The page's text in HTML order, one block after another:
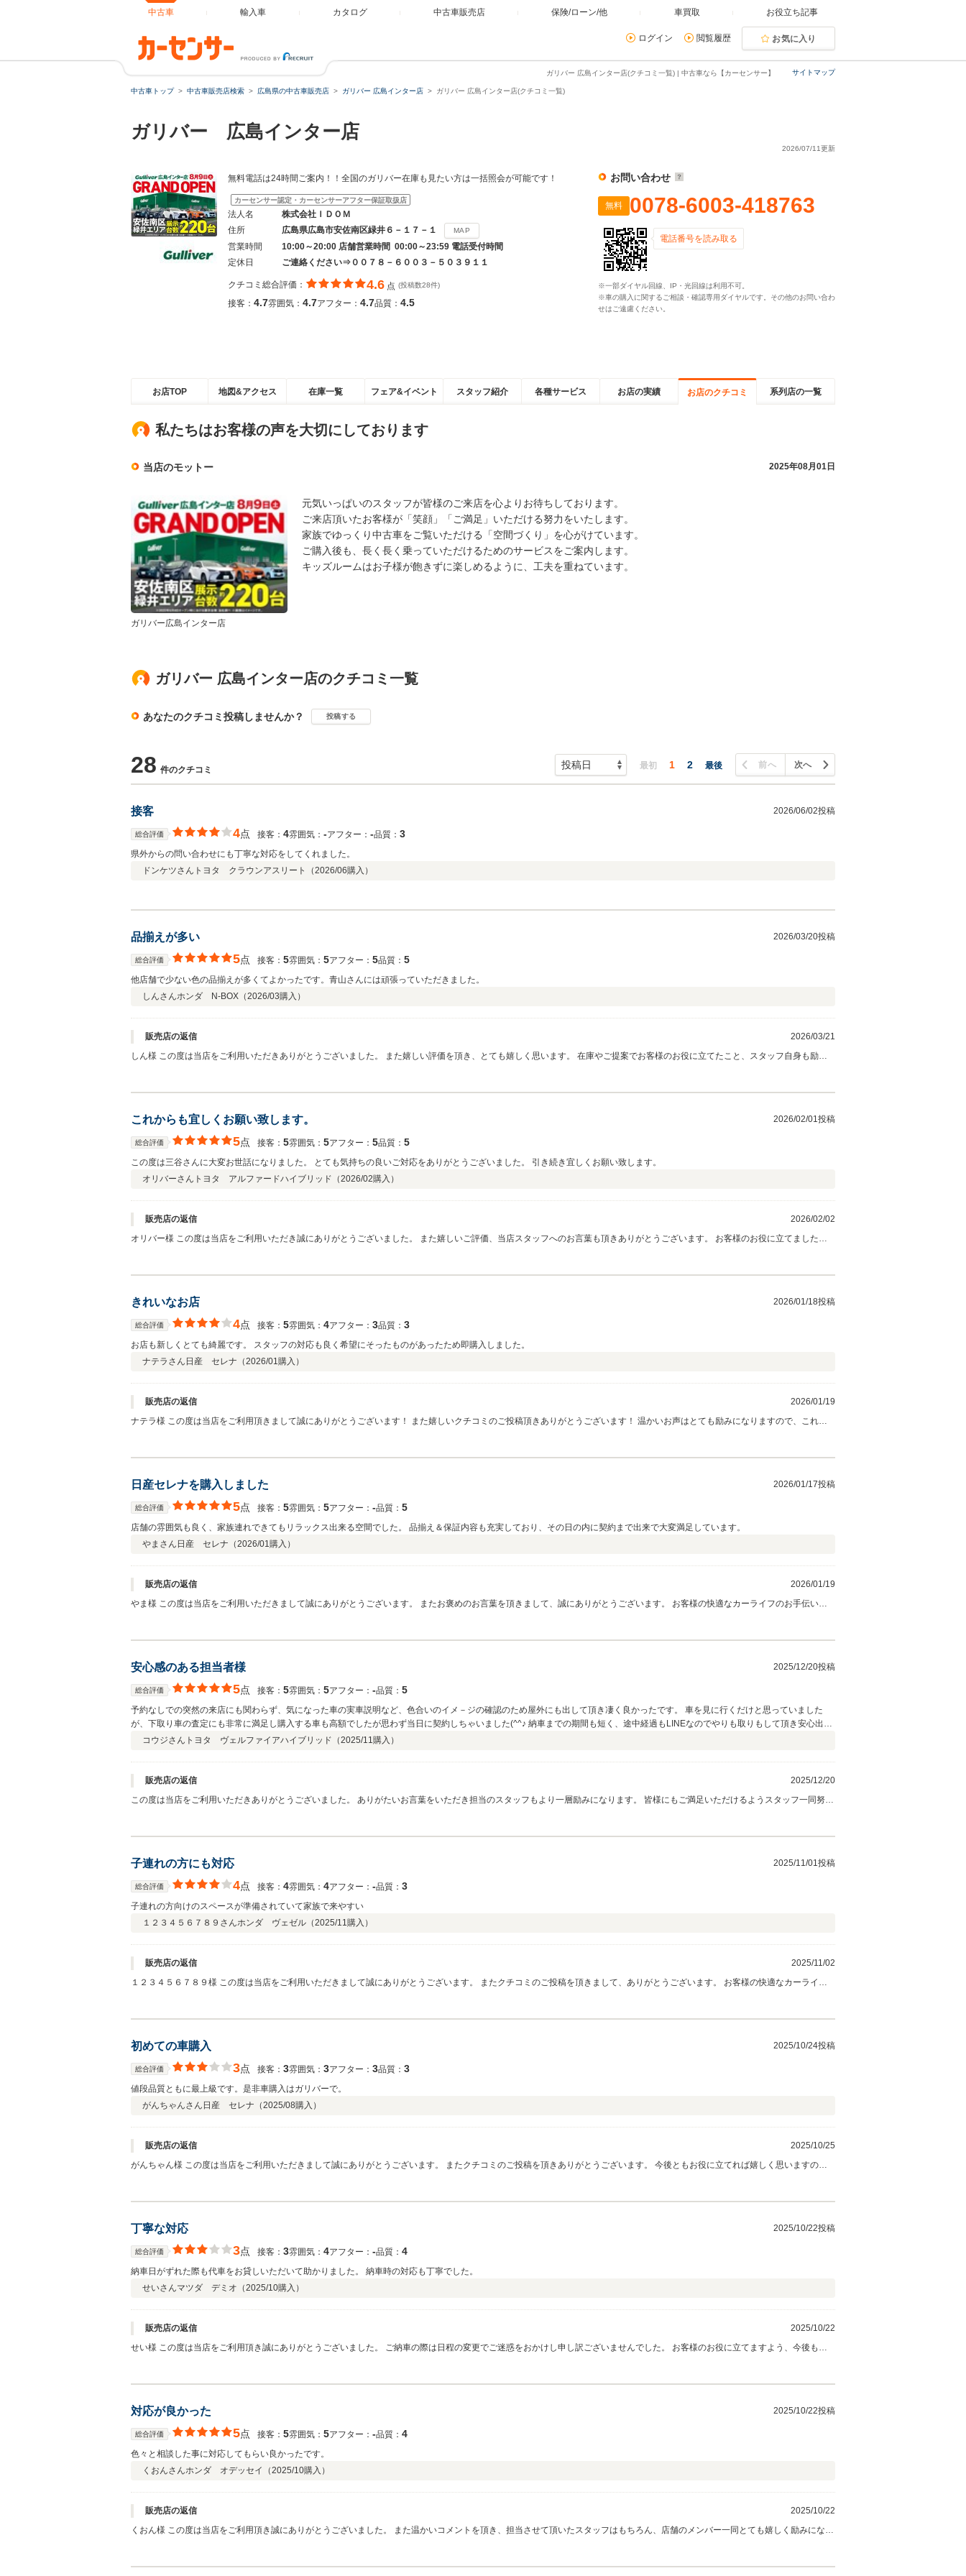
中古車 輸入車 カタログ 中古車販売店 保険/ローン/他 車買取 お役立ち記事
ログイン 閲覧履歴 お気に入り
サイトマップ
ガリバー 広島インター店(クチコミ一覧) | 中古車なら【カーセンサー】
中古車トップ 中古車販売店検索 広島県の中古車販売店 ガリバー 広島インター店 ガリバー 広島インター店(クチコミ一覧)
ガリバー 広島インター店
2026/07/11更新
無料電話は24時間ご案内！！全国のガリバー在庫も見たい方は一括照会が可能です！
カーセンサー認定・カーセンサーアフター保証取扱店
法人名
株式会社ＩＤＯＭ
住所
広島県広島市安佐南区緑井６－１７－１ MAP
営業時間
10:00～20:00 店舗営業時間 00:00～23:59 電話受付時間
定休日
ご連絡ください⇒００７８－６００３－５０３９１１
クチコミ総合評価： 4.6 点 (投稿数28件)
接客： 4.7雰囲気： 4.7アフター： 4.7品質： 4.5
お問い合わせ
無料 0078-6003-418763
電話番号を読み取る
※一部ダイヤル回線、IP・光回線は利用不可。
※車の購入に関するご相談・確認専用ダイヤルです。その他のお問い合わ
せはご遠慮ください。
お店TOP 地図&アクセス 在庫一覧 フェア&イベント スタッフ紹介 各種サービス お店の実績 お店のクチコミ 系列店の一覧
私たちはお客様の声を大切にしております
当店のモットー 2025年08月01日
ガリバー広島インター店
元気いっぱいのスタッフが皆様のご来店を心よりお待ちしております。
ご来店頂いたお客様が「笑顔」「ご満足」いただける努力をいたします。
家族でゆっくり中古車をご覧いただける「空間づくり」を心がけています。
ご購入後も、長く長く乗っていただけるためのサービスをご案内します。
キッズルームはお子様が飽きずに楽しめるように、工夫を重ねています。
ガリバー 広島インター店のクチコミ一覧
あなたのクチコミ投稿しませんか？ 投稿する
28 件のクチコミ 最初 1 2 最後 前へ 次へ
接客 2026/06/02投稿
総合評価 4点 接客： 4雰囲気： ‐アフター： ‐品質： 3
県外からの問い合わせにも丁寧な対応をしてくれました。
ドンケツさん トヨタ クラウンアスリート（2026/06購入）
品揃えが多い 2026/03/20投稿
総合評価 5点 接客： 5雰囲気： 5アフター： 5品質： 5
他店舗で少ない色の品揃えが多くてよかったです。青山さんには頑張っていただきました。
しんさんホンダ N-BOX（2026/03購入）
販売店の返信
2026/03/21
しん様 この度は当店をご利用いただきありがとうございました。 また嬉しい評価を頂き、とても嬉しく思います。 在庫やご提案でお客様のお役に立てたこと、スタッフ自身も励み
これからも宜しくお願い致します。 2026/02/01投稿
総合評価 5点 接客： 5雰囲気： 5アフター： 5品質： 5
この度は三谷さんに大変お世話になりました。 とても気持ちの良いご対応をありがとうございました。 引き続き宜しくお願い致します。
オリバーさん トヨタ アルファードハイブリッド（2026/02購入）
販売店の返信
2026/02/02
オリバー様 この度は当店をご利用いただき誠にありがとうございました。 また嬉しいご評価、当店スタッフへのお言葉も頂きありがとうございます。 お客様のお役に立てましたこ
きれいなお店 2026/01/18投稿
総合評価 4点 接客： 5雰囲気： 4アフター： 3品質： 3
お店も新しくとても綺麗です。 スタッフの対応も良く希望にそったものがあったため即購入しました。
ナテラさん 日産 セレナ（2026/01購入）
販売店の返信
2026/01/19
ナテラ様 この度は当店をご利用頂きまして誠にありがとうございます！ また嬉しいクチコミのご投稿頂きありがとうございます！ 温かいお声はとても励みになりますので、これか
日産セレナを購入しました 2026/01/17投稿
総合評価 5点 接客： 5雰囲気： 5アフター： ‐品質： 5
店舗の雰囲気も良く、家族連れできてもリラックス出来る空間でした。 品揃え＆保証内容も充実しており、その日の内に契約まで出来で大変満足しています。
やまさん 日産 セレナ（2026/01購入）
販売店の返信
2026/01/19
やま様 この度は当店をご利用いただきまして誠にありがとうございます。 またお褒めのお言葉を頂きまして、誠にありがとうございます。 お客様の快適なカーライフのお手伝いが
安心感のある担当者様 2025/12/20投稿
総合評価 5点 接客： 5雰囲気： 5アフター： ‐品質： 5
予約なしでの突然の来店にも関わらず、気になった車の実車説明など、色合いのイメ－ジの確認のため屋外にも出して頂き凄く良かったです。 車を見に行くだけと思っていました
が、下取り車の査定にも非常に満足し購入する車も高額でしたが思わず当日に契約しちゃいました(^^♪ 納車までの期間も短く、途中経過もLINEなのでやりも取りもして頂き安心出来
ました。 凄く良いご担当者様から購入出来て非常に満足してます。 もちろん購入した車も満足です!(^^)!長く乗りたいと思いますので、これからもいろいろとお世話をおかけすると思
コウジさん トヨタ ヴェルファイアハイブリッド（2025/11購入）
販売店の返信
2025/12/20
この度は当店をご利用いただきありがとうございました。 ありがたいお言葉をいただき担当のスタッフもより一層励みになります。 皆様にもご満足いただけるようスタッフ一同努め
子連れの方にも対応 2025/11/01投稿
総合評価 4点 接客： 4雰囲気： 4アフター： ‐品質： 3
子連れの方向けのスペースが準備されていて家族で来やすい
１２３４５６７８９さんホンダ ヴェゼル（2025/11購入）
販売店の返信
2025/11/02
１２３４５６７８９様 この度は当店をご利用いただきまして誠にありがとうございます。 またクチコミのご投稿を頂きまして、ありがとうございます。 お客様の快適なカーライフ
初めての車購入 2025/10/24投稿
総合評価 3点 接客： 3雰囲気： 3アフター： 3品質： 3
値段品質ともに最上級です。是非車購入はガリバーで。
がんちゃんさん 日産 セレナ（2025/08購入）
販売店の返信
2025/10/25
がんちゃん様 この度は当店をご利用いただきまして誠にありがとうございます。 またクチコミのご投稿を頂きありがとうございます。 今後ともお役に立てれば嬉しく思いますの
丁寧な対応 2025/10/22投稿
総合評価 3点 接客： 3雰囲気： 4アフター： ‐品質： 4
納車日がずれた際も代車をお貸しいただいて助かりました。 納車時の対応も丁寧でした。
せいさんマツダ デミオ（2025/10購入）
販売店の返信
2025/10/22
せい様 この度は当店をご利用頂き誠にありがとうございました。 ご納車の際は日程の変更でご迷惑をおかけし申し訳ございませんでした。 お客様のお役に立てますよう、今後も店
対応が良かった 2025/10/22投稿
総合評価 5点 接客： 5雰囲気： 5アフター： ‐品質： 4
色々と相談した事に対応してもらい良かったです。
くおんさんホンダ オデッセイ（2025/10購入）
販売店の返信
2025/10/22
くおん様 この度は当店をご利用頂き誠にありがとうございました。 また温かいコメントを頂き、担当させて頂いたスタッフはもちろん、店舗のメンバー一同とても嬉しく励みになり